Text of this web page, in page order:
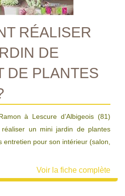
RÉALISER
DE
DE PLANTES
à Lescure d’Albigeois (81)
un mini jardin de plantes
entretien pour son intérieur (salon,
Voir la fiche complète